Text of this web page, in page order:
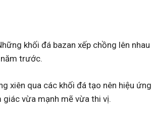
khối đá bazan xếp chồng lên nhau
trước.
xiên qua các khối đá tạo nên hiệu ứng
vừa mạnh mẽ vừa thi vị.